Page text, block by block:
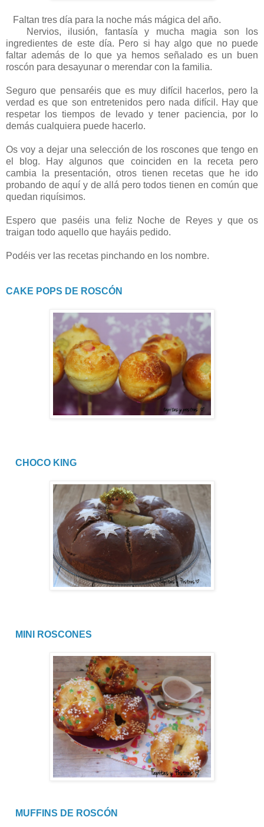
Faltan tres día para la noche más mágica del año.
Nervios, ilusión, fantasía y mucha magia son los
ingredientes de este día. Pero si hay algo que no puede
faltar además de lo que ya hemos señalado es un buen
roscón para desayunar o merendar con la familia.
Seguro que pensaréis que es muy difícil hacerlos, pero la
verdad es que son entretenidos pero nada difícil. Hay que
respetar los tiempos de levado y tener paciencia, por lo
demás cualquiera puede hacerlo.
Os voy a dejar una selección de los roscones que tengo en
el blog. Hay algunos que coinciden en la receta pero
cambia la presentación, otros tienen recetas que he ido
probando de aquí y de allá pero todos tienen en común que
quedan riquísimos.
Espero que paséis una feliz Noche de Reyes y que os
traigan todo aquello que hayáis pedido.
Podéis ver las recetas pinchando en los nombre.
CAKE POPS DE ROSCÓN
CHOCO KING
MINI ROSCONES
MUFFINS DE ROSCÓN